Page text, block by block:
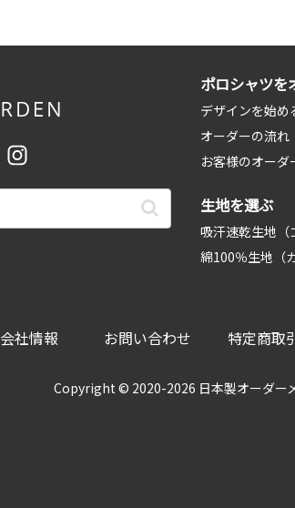
ポロシャツを
デザインを始め
オーダーの流れ
お客様のオーダ
生地を選ぶ
吸汗速乾生地（
綿100％生地（
会社情報 お問い合わせ 特定商取
Copyright © 2020-2026 日本製オーダー